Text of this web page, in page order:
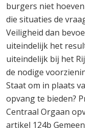
burgers niet
die situaties de
Veiligheid dan
uiteindelijk het
uiteindelijk bij het
de nodige
Staat om in plaats
opvang te bieden?
Centraal Orgaan
artikel 124b